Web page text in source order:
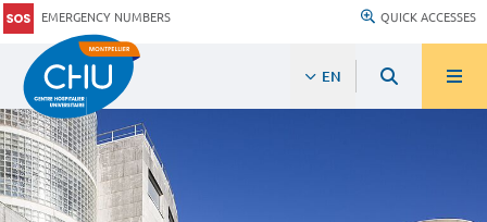
EMERGENCY NUMBERS QUICK ACCESSES
EN